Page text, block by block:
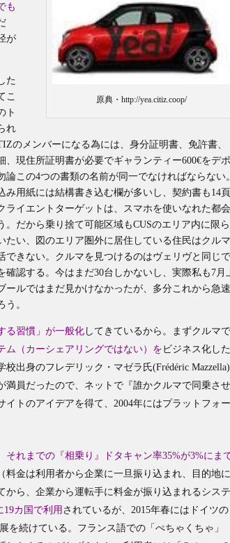
原典・http://yea.citiz.coop/
も
が
た
こ
ト
れ
のメンバーになる為には、身分証明書、免許書、
、現住所証明書が必要でギャランティー600€をデポ
論この4つの書類の名前が同一でなければならない。
み用紙には結構書き込む欄が多いし、契約書も14頁
ライエントターゲットは、スマホを使いなれた都会
。だから乗り捨て可能区域もCUSのエリア内に限ら
たい、図のエリア圏外に居住している住民はクルマ
できない。クルマを見つけるのはヴェリヴと同じで
確認する。今はまだ30台しかないし、実際私も7月
ールではまだ見かけなかったが、多分これから急速
う。
る習慣」が一般化 してきているから。まずクルマで
ム（カーシェアリングではない）を ビジネス化した
出身のフレデリック・マゼラ氏(Frédéric Mazzella)
満員だったので、ネットで『誰かクルマで同乗させ
トのアイデアを得て、2004年にはプラットフォー
れまでの『相乗り』ドタキャン率35%が3%にま
金は利用者から企業に一旦振り込まれ、目的地に
ら、企業から運転手に料金が振り込まれるシステ
19カ国で利用されているが、2015年春にはドイツの
を続けている。フランス語での「ぺちゃくちゃ」